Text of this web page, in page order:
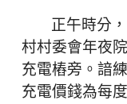
正午時分
村村委會年夜
充電樁旁。諳
充電價錢為每